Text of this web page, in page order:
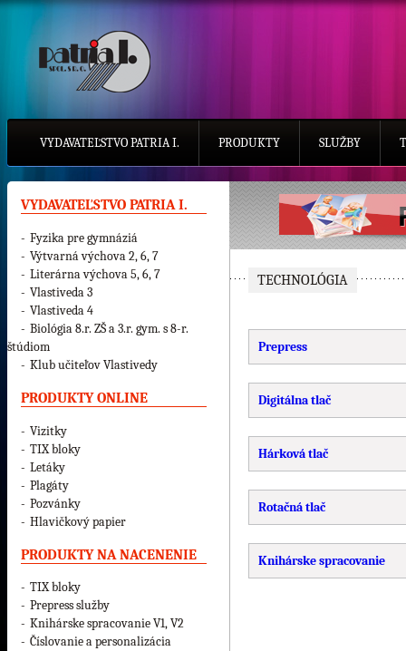
VYDAVATEĽSTVO PATRIA I. PRODUKTY SLUŽBY
VYDAVATEĽSTVO PATRIA I.
- Fyzika pre gymnáziá
- Výtvarná výchova 2, 6, 7
- Literárna výchova 5, 6, 7
- Vlastiveda 3
- Vlastiveda 4
- Biológia 8.r. ZŠ a 3.r. gym. s 8-r.
štúdiom
- Klub učiteľov Vlastivedy
PRODUKTY ONLINE
- Vizitky
- TIX bloky
- Letáky
- Plagáty
- Pozvánky
- Hlavičkový papier
PRODUKTY NA NACENENIE
- TIX bloky
- Prepress služby
- Knihárske spracovanie V1, V2
- Číslovanie a personalizácia
TECHNOLÓGIA
Prepress
Digitálna tlač
Hárková tlač
Rotačná tlač
Knihárske spracovanie